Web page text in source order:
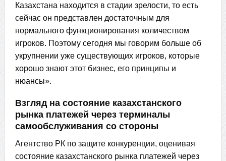
Казахстана находится в стадии зрелости, то есть
сейчас он представлен достаточным для
нормального функционирования количеством
игроков. Поэтому сегодня мы говорим больше об
укрупнении уже существующих игроков, которые
хорошо знают этот бизнес, его принципы и
нюансы».
Взгляд на состояние казахстанского
рынка платежей через терминалы
самообслуживания со стороны
Агентство РК по защите конкуренции, оценивая
состояние казахстанского рынка платежей через